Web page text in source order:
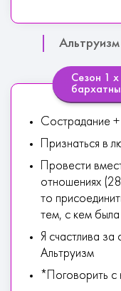
Сезон 1
Сострадание
Признаться в
Провести
отношениях
то
тем, с кем
Я счастлива за
Альтруизм
*Поговорить